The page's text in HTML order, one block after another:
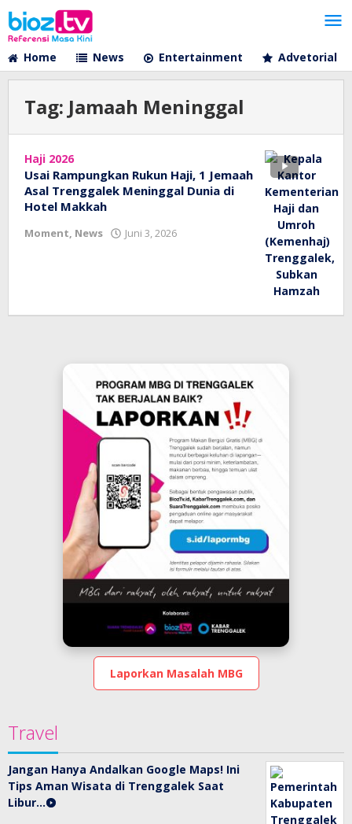
Lewati
ke
konten
Home
News Entertainment Advetorial
Tag: Jamaah Meninggal
Haji 2026
Usai Rampungkan Rukun Haji, 1 Jemaah
Asal Trenggalek Meninggal Dunia di
Hotel Makkah
Moment, News Juni 3, 2026
Laporkan Masalah MBG
Travel
Jangan Hanya Andalkan Google Maps! Ini
Tips Aman Wisata di Trenggalek Saat
Libur…